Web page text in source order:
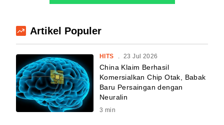
Artikel Populer
HITS 23 Jul 2026
China Klaim Berhasil
Komersialkan Chip Otak, Babak
Baru Persaingan dengan
Neuralin
3 min